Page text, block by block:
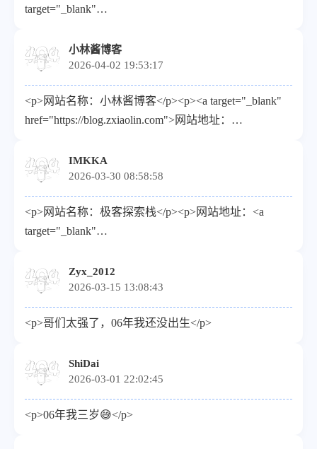
target="_blank"
</p><p>订阅：<a target="_blank"
href="https://www.aobp.cn/rss.xml">https://www.aobp.cn/
</p><p>已添加友链：<a target="_blank"
href="https://www.aobp.cn/links">https://www.aobp.cn/links</
</p>
target="_blank"
<p>头像地址：<a target="_blank"
href="https://blog.kkano.cc/images/logo.webp">https://
</p><p>描述：记录生活点滴，像素游戏风格的个人博
客</p>
小林酱博客
2026-04-02 19:53:17
<p>网站名称：小林酱博客</p><p><a target="_blank"
href="https://blog.zxiaolin.com">网站地址：
记录生活，专注于自媒体资源分享</p><p><a
target="_blank"
href="https://cdn.zxiaolin.com/imgas/humuziwt.png">头像
地址:https://cdn.zxiaolin.com/imgas/humuziwt.png</a>
</p><p><a target="_blank"
https://blog.zxiaolin.com/rss.xml</a></p>
IMKKA
2026-03-30 08:58:58
<p>网站名称：极客探索栈</p><p>网站地址：<a
target="_blank"
像地址（请使用HTTPS链接）：<a target="_blank"
href="https://img.868333.xyz:1080/uploads/2025/08/31/
</p><p>描述：爱折腾的程序员</p><p></p>
Zyx_2012
2026-03-15 13:08:43
<p>哥们太强了，06年我还没出生</p>
ShiDai
2026-03-01 22:02:45
<p>06年我三岁😅</p>